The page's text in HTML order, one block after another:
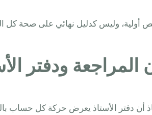
أولية، وليس كدليل نهائي على صحة كل
المراجعة ودفتر
أن دفتر الأستاذ يعرض حركة كل